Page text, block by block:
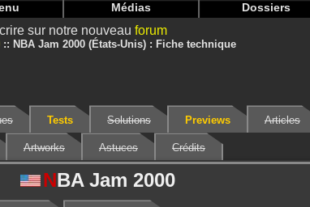
Médias Dossiers
sur notre nouveau forum
NBA Jam 2000 (États-Unis) : Fiche technique
Tests Solutions Previews Articles
Artworks Astuces Crédits
NBA Jam 2000